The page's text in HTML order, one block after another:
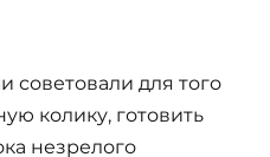
советовали для того
колику, готовить
незрелого